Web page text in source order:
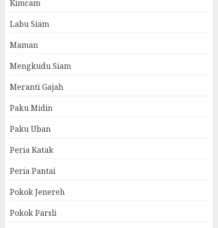
Kimcam
Labu Siam
Maman
Mengkudu Siam
Meranti Gajah
Paku Midin
Paku Uban
Peria Katak
Peria Pantai
Pokok Jenereh
Pokok Parsli